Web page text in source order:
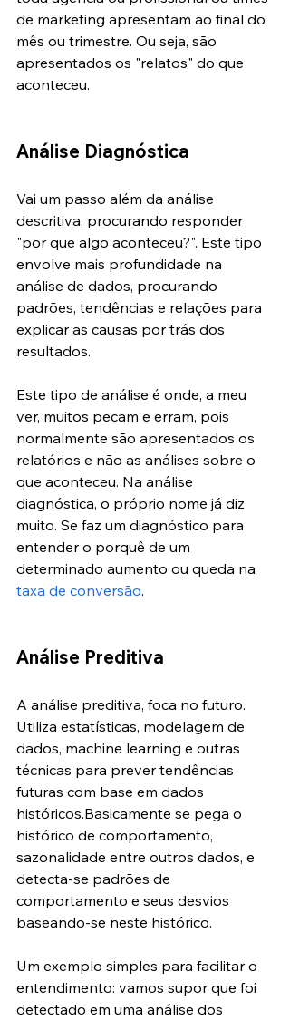
de marketing apresentam ao final do
mês ou trimestre. Ou seja, são
apresentados os "relatos" do que
aconteceu.
Análise Diagnóstica
Vai um passo além da análise
descritiva, procurando responder
"por que algo aconteceu?". Este tipo
envolve mais profundidade na
análise de dados, procurando
padrões, tendências e relações para
explicar as causas por trás dos
resultados.
Este tipo de análise é onde, a meu
ver, muitos pecam e erram, pois
normalmente são apresentados os
relatórios e não as análises sobre o
que aconteceu. Na análise
diagnóstica, o próprio nome já diz
muito. Se faz um diagnóstico para
entender o porquê de um
determinado aumento ou queda na
taxa de conversão.
Análise Preditiva
A análise preditiva, foca no futuro.
Utiliza estatísticas, modelagem de
dados, machine learning e outras
técnicas para prever tendências
futuras com base em dados
históricos.Basicamente se pega o
histórico de comportamento,
sazonalidade entre outros dados, e
detecta-se padrões de
comportamento e seus desvios
baseando-se neste histórico.
Um exemplo simples para facilitar o
entendimento: vamos supor que foi
detectado em uma análise dos